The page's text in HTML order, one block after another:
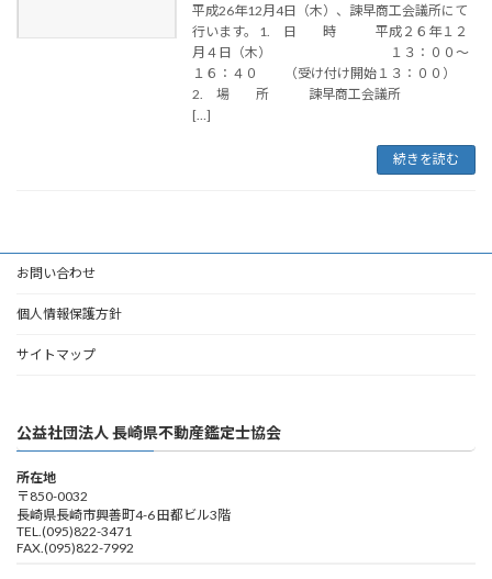
平成26年12月4日（木）、諫早商工会議所にて
行います。 1. 日 時 平成２６年１２
月４日（木） １３：００～
１６：４０ （受け付け開始１３：００）
2. 場 所 諫早商工会議所
[…]
続きを読む
お問い合わせ
個人情報保護方針
サイトマップ
公益社団法人 長崎県不動産鑑定士協会
所在地
〒850-0032
長崎県長崎市興善町4-6 田都ビル3階
TEL.(095)822-3471
FAX.(095)822-7992